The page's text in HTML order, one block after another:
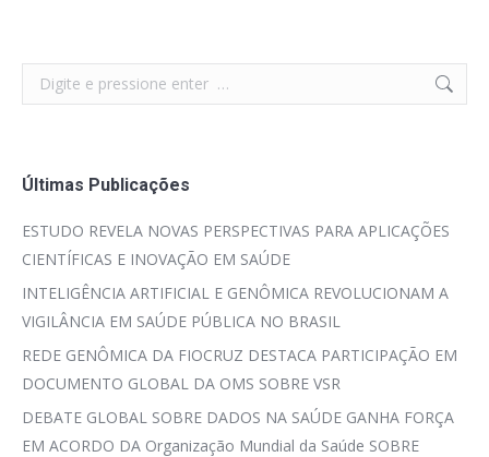
Search:
Últimas Publicações
ESTUDO REVELA NOVAS PERSPECTIVAS PARA APLICAÇÕES
CIENTÍFICAS E INOVAÇÃO EM SAÚDE
INTELIGÊNCIA ARTIFICIAL E GENÔMICA REVOLUCIONAM A
VIGILÂNCIA EM SAÚDE PÚBLICA NO BRASIL
REDE GENÔMICA DA FIOCRUZ DESTACA PARTICIPAÇÃO EM
DOCUMENTO GLOBAL DA OMS SOBRE VSR
DEBATE GLOBAL SOBRE DADOS NA SAÚDE GANHA FORÇA
EM ACORDO DA Organização Mundial da Saúde SOBRE